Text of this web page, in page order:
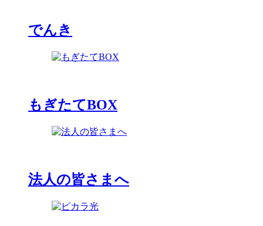
でんき
もぎたてBOX
法人の皆さまへ